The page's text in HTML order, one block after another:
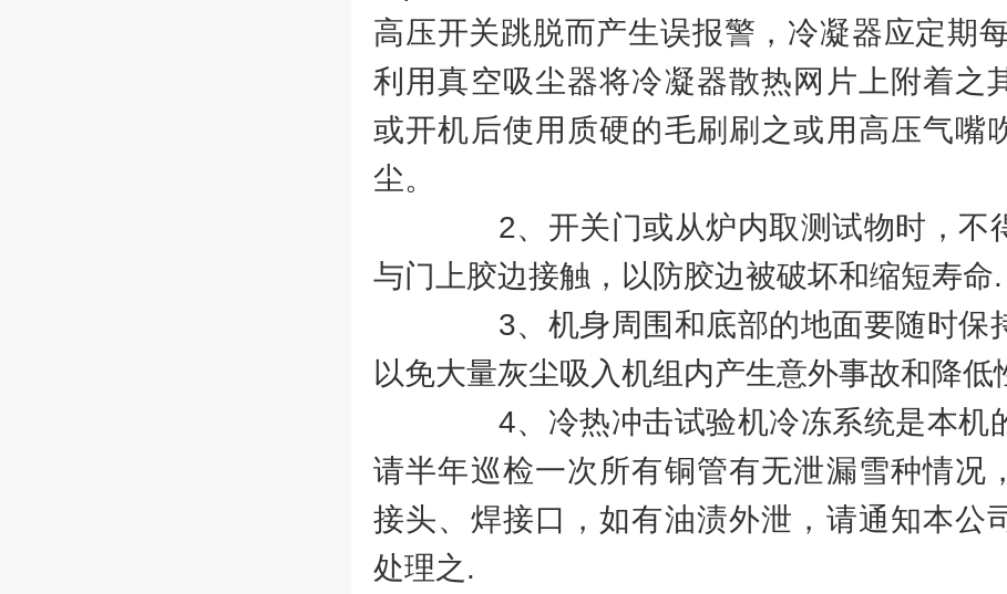
高压开关跳脱而产生误报警，冷凝器应定期
利用真空吸尘器将冷凝器散热网片上附着之
或开机后使用质硬的毛刷刷之或用高压气嘴
尘。
2、开关门或从炉内取测试物时，不
与门上胶边接触，以防胶边被破坏和缩短寿命.
3、机身周围和底部的地面要随时保
以免大量灰尘吸入机组内产生意外事故和降低
4、冷热冲击试验机冷冻系统是本机
请半年巡检一次所有铜管有无泄漏雪种情况
接头、焊接口，如有油渍外泄，请通知本公
处理之.